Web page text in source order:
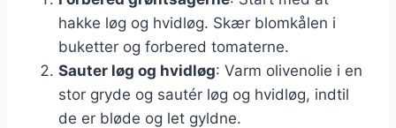
hakke løg og hvidløg. Skær blomkålen i
buketter og forbered tomaterne.
Sauter løg og hvidløg: Varm olivenolie i en
stor gryde og sautér løg og hvidløg, indtil
de er bløde og let gyldne.